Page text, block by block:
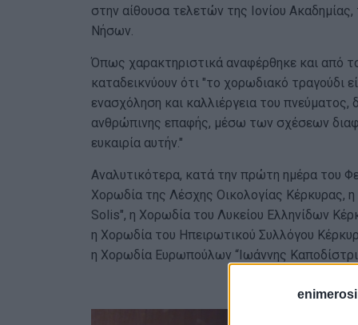
στην αίθουσα τελετών της Ιονίου
Νήσων.
Όπως χαρακτηριστικά αναφέρθηκε και από
καταδεικνύουν ότι "το χορωδιακό τραγούδι
ενασχόληση και καλλιέργεια του πνεύματος,
ανθρώπινης επαφής, μέσω των σχέσεων
ευκαιρία αυτήν."
Αναλυτικότερα, κατά την πρώτη ημέρα του
Χορωδία της Λέσχης Οικολογίας Κέρκυρας,
Solis", η Χορωδία του Λυκείου Ελληνίδων
η Χορωδία του Ηπειρωτικού Συλλόγου
η Χορωδία Ευρωπούλων “Ιωάννης